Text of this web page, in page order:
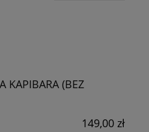
KAPIBARA (BEZ
149,00 zł